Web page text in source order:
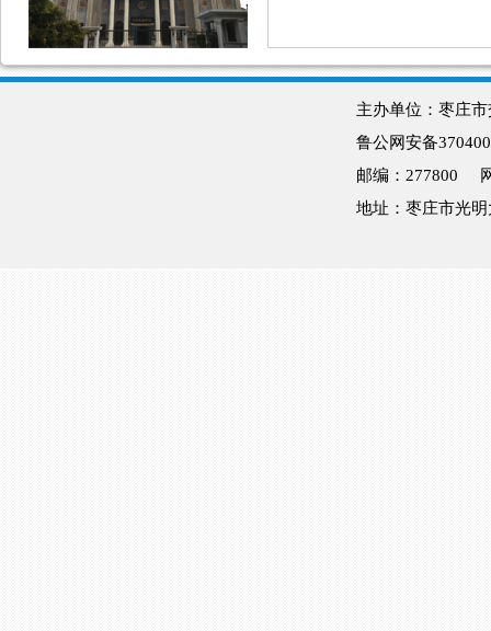
主办单位：枣庄
鲁公网安备
邮编：277800
地址：枣庄市光